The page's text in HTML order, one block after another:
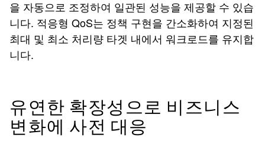
을 자동으로 조정하여 일관된 성능을 제공할 수 있습
니다. 적응형 QoS는 정책 구현을 간소화하여 지정된
최대 및 최소 처리량 타겟 내에서 워크로드를 유지합
니다.
유연한 확장성으로 비즈니스
변화에 사전 대응